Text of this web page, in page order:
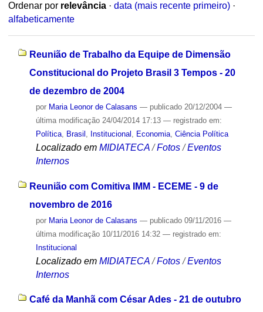
Ordenar por relevância · data (mais recente primeiro) ·
alfabeticamente
Reunião de Trabalho da Equipe de Dimensão
Constitucional do Projeto Brasil 3 Tempos - 20
de dezembro de 2004
por Maria Leonor de Calasans — publicado20/12/2004 —
última modificação24/04/2014 17:13 — registrado em:
Política, Brasil Institucional Economia, Ciência Política
Localizado em MIDIATECA /Fotos /Eventos
Internos
Reunião com Comitiva IMM - ECEME - 9 de
novembro de 2016
por Maria Leonor de Calasans — publicado09/11/2016 —
última modificação10/11/2016 14:32 — registrado em:
Institucional
Localizado em MIDIATECA /Fotos /Eventos
Internos
Café da Manhã com César Ades - 21 de outubro